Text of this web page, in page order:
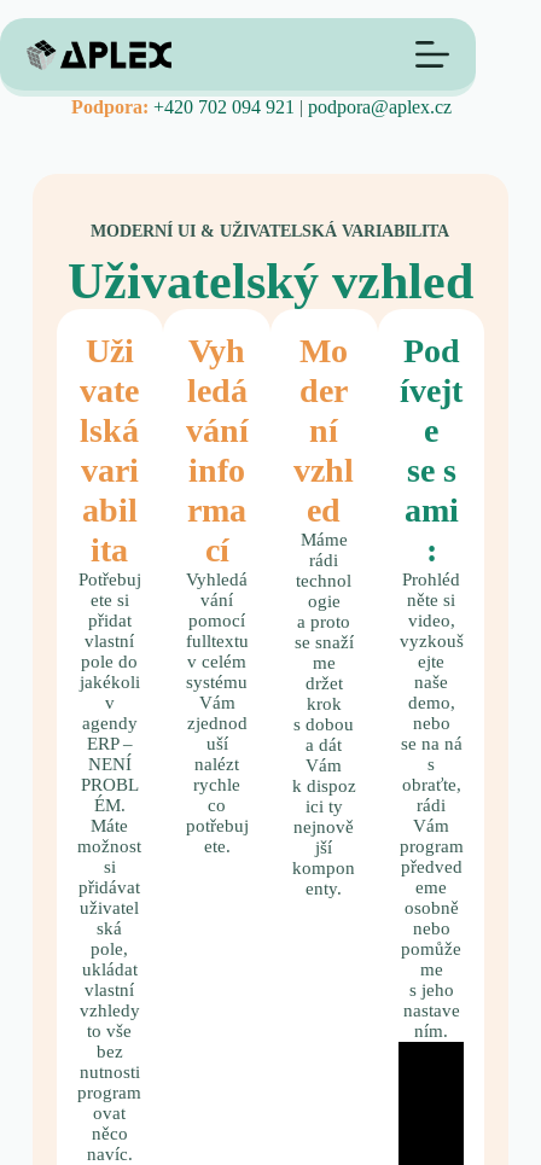
Podpora:+420 702 094 921 |podpora@aplex.cz
MODERNÍ UI & UŽIVATELSKÁ VARIABILITA
Uživatelský vzhled
Uži
vate
lská
vari
abil
ita
Potřebuj
ete si
přidat
vlastní
pole do
jakékoli
v
agendy
ERP –
NENÍ
PROBL
ÉM.
Máte
možnost
si
přidávat
uživatel
ská
pole,
ukládat
vlastní
vzhledy
to vše
bez
nutnosti
program
ovat
něco
navíc.
Vyh
ledá
vání
info
rma
cí
Vyhledá
vání
pomocí
fulltextu
v celém
systému
Vám
zjednod
uší
nalézt
rychle
co
potřebuj
ete.
Mo
der
ní
vzhl
ed
Máme
rádi
technol
ogie
a proto
se snaží
me
držet
krok
s dobou
a dát
Vám
k dispoz
ici ty
nejnově
jší
kompon
enty.
Pod
ívejt
e
se s
ami
:
Prohléd
něte si
video,
vyzkouš
ejte
naše
demo,
nebo
se na ná
s
obraťte,
rádi
Vám
program
předved
eme
osobně
nebo
pomůže
me
s jeho
nastave
ním.